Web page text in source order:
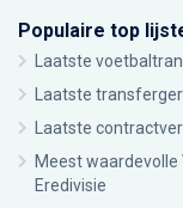
Populaire top
Laatste
Laatste
Laatste
Meest waardevolle
Eredivisie